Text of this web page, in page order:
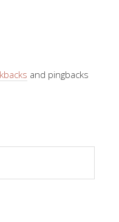
and pingbacks